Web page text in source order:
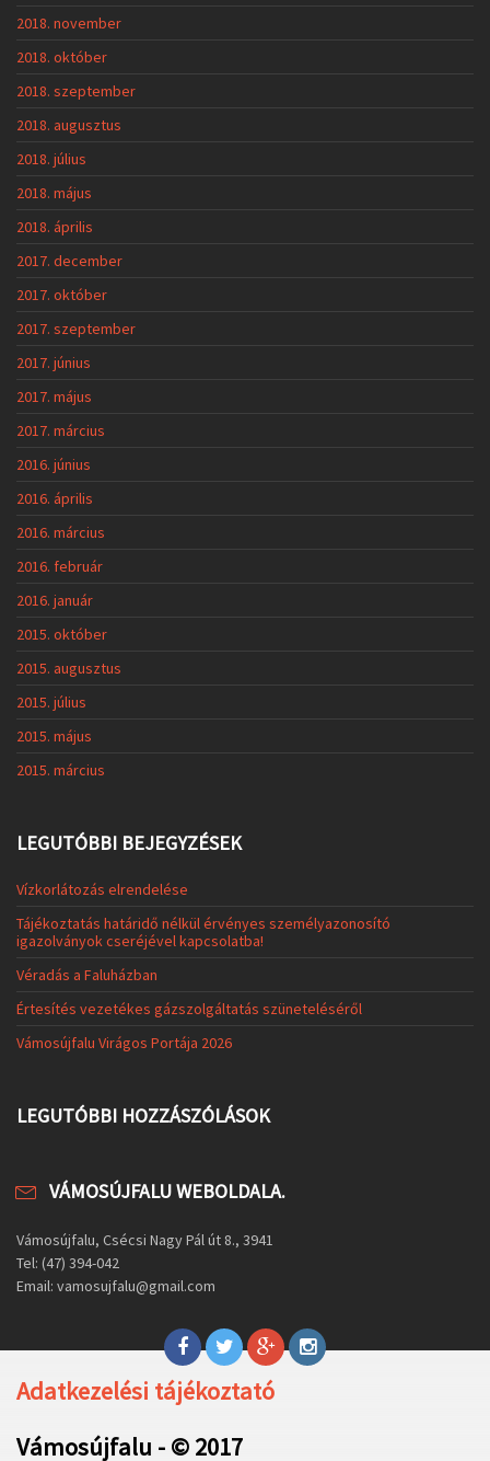
2018. november
2018. október
2018. szeptember
2018. augusztus
2018. július
2018. május
2018. április
2017. december
2017. október
2017. szeptember
2017. június
2017. május
2017. március
2016. június
2016. április
2016. március
2016. február
2016. január
2015. október
2015. augusztus
2015. július
2015. május
2015. március
LEGUTÓBBI BEJEGYZÉSEK
Vízkorlátozás elrendelése
Tájékoztatás határidő nélkül érvényes személyazonosító
igazolványok cseréjével kapcsolatba!
Véradás a Faluházban
Értesítés vezetékes gázszolgáltatás szüneteléséről
Vámosújfalu Virágos Portája 2026
LEGUTÓBBI HOZZÁSZÓLÁSOK
VÁMOSÚJFALU WEBOLDALA.
Vámosújfalu, Csécsi Nagy Pál út 8., 3941
Tel: (47) 394-042
Email: vamosujfalu@gmail.com
Adatkezelési tájékoztató
Vámosújfalu - © 2017